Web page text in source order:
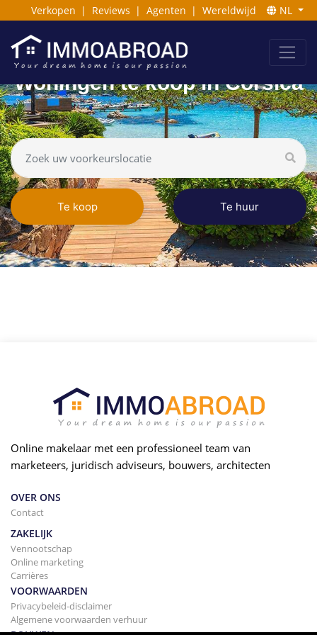
Verkopen | Reviews | Agenten | Wereldwijd NL
Woningen te koop in Corsica
Te koop Te huur
Online makelaar met een professioneel team van
marketeers, juridisch adviseurs, bouwers, architecten
OVER ONS
Contact
ZAKELIJK
Vennootschap
Online marketing
Carrières
VOORWAARDEN
Privacybeleid-disclaimer
Algemene voorwaarden verhuur